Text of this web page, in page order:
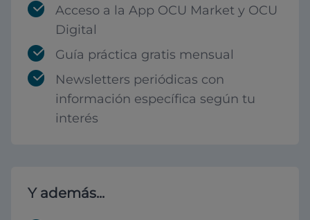
Acceso a la App OCU Market y OCU
Digital
Guía práctica gratis mensual
Newsletters periódicas con
información específica según tu
interés
Y además...